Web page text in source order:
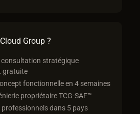
Group ?
consultation stratégique
gratuite
fonctionnelle en 4 semaines
propriétaire TCG-SAF™
professionnels dans 5 pays